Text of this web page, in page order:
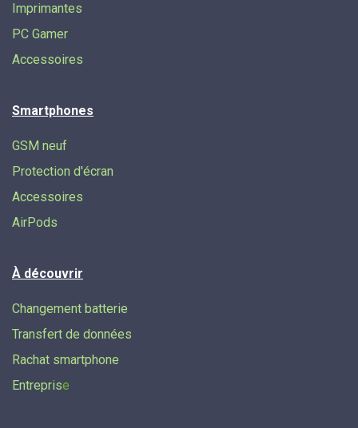
Imprimantes
PC Gamer
Accessoires
Smartphones
GSM neuf
Protection d'écran
Accessoires
AirPods
À découvrir
Changement batterie
Transfert de données​
Rachat smartphone
Entreprise